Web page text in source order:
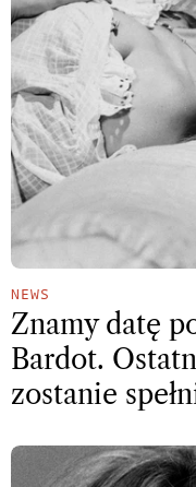
NEWS
Znamy datę
Bardot.
zostanie